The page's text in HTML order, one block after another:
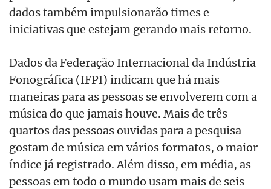
dados também impulsionarão times e
iniciativas que estejam gerando mais retorno. ​​​
​​Dados da Federação Internacional da Indústria
Fonográfica (IFPI) indicam que há mais
maneiras para as pessoas se envolverem com a
música do que jamais houve. Mais de três
quartos das pessoas ouvidas para a pesquisa
gostam de música em vários formatos, o maior
índice já registrado. Além disso, em média, as
pessoas em todo o mundo usam mais de seis